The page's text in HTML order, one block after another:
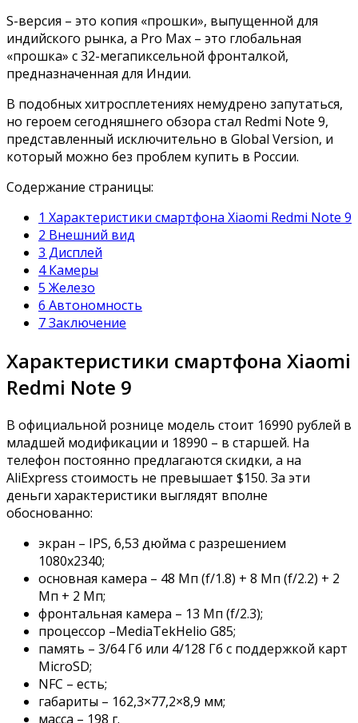
S-версия – это копия «прошки», выпущенной для
индийского рынка, а Pro Max – это глобальная
«прошка» с 32-мегапиксельной фронталкой,
предназначенная для Индии.
В подобных хитросплетениях немудрено запутаться,
но героем сегодняшнего обзора стал Redmi Note 9,
представленный исключительно в Global Version, и
который можно без проблем купить в России.
Содержание страницы:
1 Характеристики смартфона Xiaomi Redmi Note 9
2 Внешний вид
3 Дисплей
4 Камеры
5 Железо
6 Автономность
7 Заключение
Характеристики смартфона Xiaomi
Redmi Note 9
В официальной рознице модель стоит 16990 рублей в
младшей модификации и 18990 – в старшей. На
телефон постоянно предлагаются скидки, а на
AliExpress стоимость не превышает $150. За эти
деньги характеристики выглядят вполне
обоснованно:
экран – IPS, 6,53 дюйма с разрешением
1080х2340;
основная камера – 48 Мп (f/1.8) + 8 Мп (f/2.2) + 2
Мп + 2 Мп;
фронтальная камера – 13 Мп (f/2.3);
процессор –MediaTekHelio G85;
память – 3/64 Гб или 4/128 Гб с поддержкой карт
MicroSD;
NFC – есть;
габариты – 162,3×77,2×8,9 мм;
масса – 198 г.